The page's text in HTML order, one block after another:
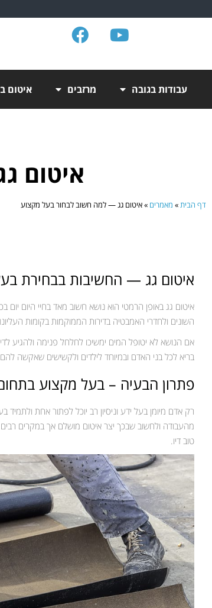
עבודות בגובה מרזבים איטום
איטום
דף הבית» מאמרים »איטום גג — למה חשוב לבחור בעל מקצוע
איטום גג — החשיבות בבחירת
איטום גג באופן הרמטי הוא נושא חשוב מאד בחיי היום
השונים ולחדרי האמבטיה בדירות הממוקמות בקומות
אם הנושא לא יטופל המים ימשיכו לחלחל פנימה ולהגיע
בריא לכל בני האדם ובמיוחד לילדים ולקשישים שאקשה
פתרון הבעיה – בעל מקצוע
רק אדם מיומן בעל ידע וניסיון רב יוכל לפתור אחת
מהעבודה ולחשוב שבכך יצר איטום מושלם אך במקרים רבים
טוב דיו.